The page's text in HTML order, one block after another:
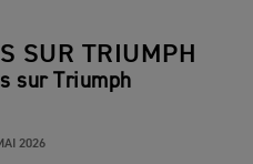
SUR TRIUMPH
sur Triumph
2026